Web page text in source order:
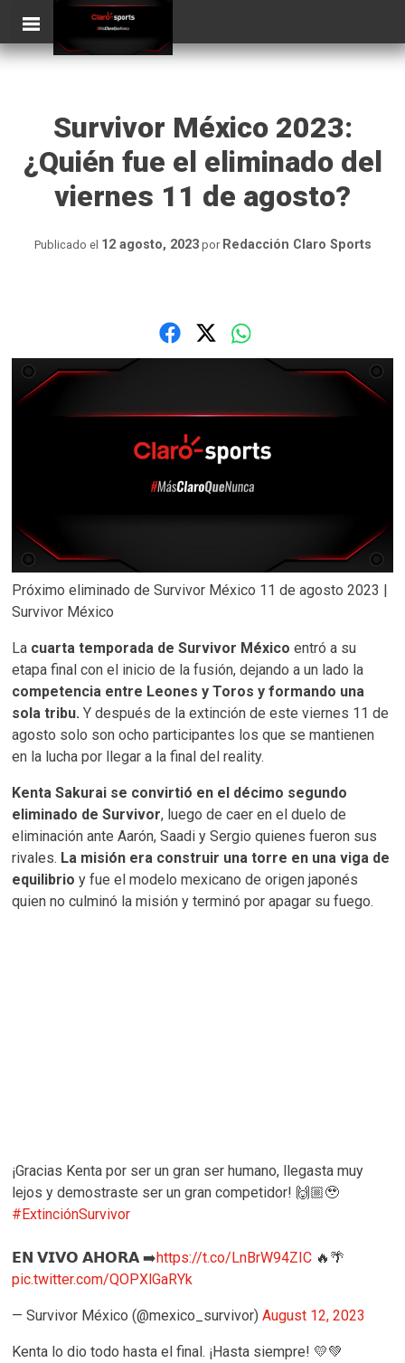
content
ClaroSports
Más Claro que nunca
Survivor México 2023:
¿Quién fue el eliminado del
viernes 11 de agosto?
Publicado el 12 agosto, 2023por Redacción Claro Sports
Próximo eliminado de Survivor México 11 de agosto 2023 |
Survivor México
La cuarta temporada de Survivor México entró a su
etapa final con el inicio de la fusión, dejando a un lado la
competencia entre Leones y Toros y formando una
sola tribu.Y después de la extinción de este viernes 11 de
agosto solo son ocho participantes los que se mantienen
en la lucha por llegar a la final del reality.
Kenta Sakurai se convirtió en el décimo segundo
eliminado de Survivor, luego de caer en el duelo de
eliminación ante Aarón, Saadi y Sergio quienes fueron sus
rivales. La misión era construir una torre en una viga de
equilibrio y fue el modelo mexicano de origen japonés
quien no culminó la misión y terminó por apagar su fuego.
¡Gracias Kenta por ser un gran ser humano, llegasta muy
lejos y demostraste ser un gran competidor! 🙌🏼🥹
#ExtinciónSurvivor
𝗘𝗡 𝗩𝗜𝗩𝗢 𝗔𝗛𝗢𝗥𝗔 ➡️https://t.co/LnBrW94ZIC 🔥🌴
pic.twitter.com/QOPXlGaRYk
— Survivor México (@mexico_survivor)August 12, 2023
Kenta lo dio todo hasta el final. ¡Hasta siempre! 💛💚